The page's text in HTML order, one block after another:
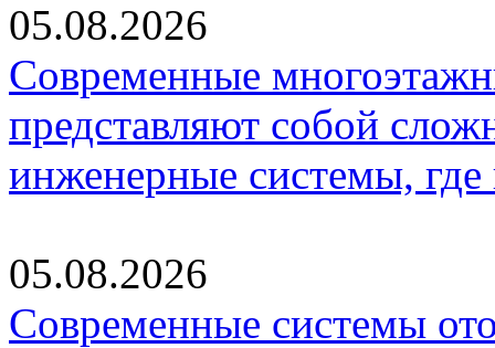
05.08.2026
Современные
представляют собой
инженерные системы,
05.08.2026
Современные системы